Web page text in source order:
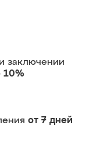
заключении
10%
от 7 дней